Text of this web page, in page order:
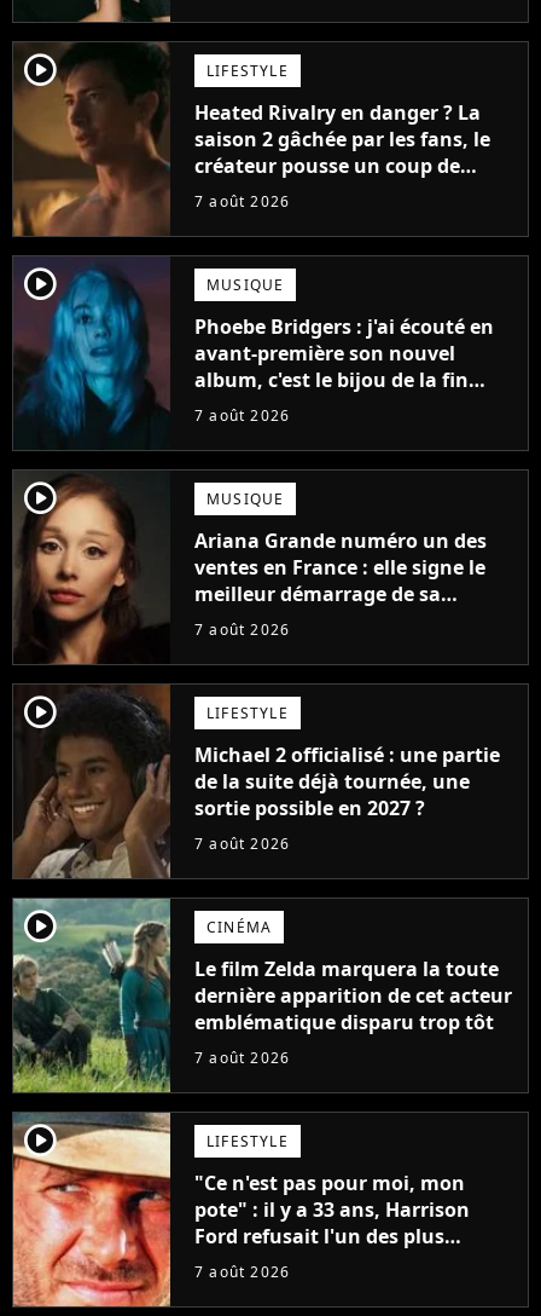
player2 LIFESTYLE
Heated Rivalry en danger ? La
saison 2 gâchée par les fans, le
créateur pousse un coup de
gueule
7 août 2026
player2 MUSIQUE
Phoebe Bridgers : j'ai écouté en
avant-première son nouvel
album, c'est le bijou de la fin
d'été
7 août 2026
player2 MUSIQUE
Ariana Grande numéro un des
ventes en France : elle signe le
meilleur démarrage de sa
carrière avec son album Petal
7 août 2026
player2 LIFESTYLE
Michael 2 officialisé : une partie
de la suite déjà tournée, une
sortie possible en 2027 ?
7 août 2026
player2 CINÉMA
Le film Zelda marquera la toute
dernière apparition de cet acteur
emblématique disparu trop tôt
7 août 2026
player2 LIFESTYLE
"Ce n'est pas pour moi, mon
pote" : il y a 33 ans, Harrison
Ford refusait l'un des plus
grands succès de tous les temps
7 août 2026